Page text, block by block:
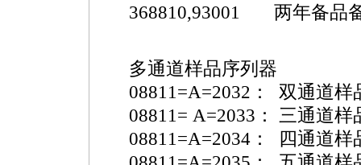
368810,93001 两年备品
多通道样品序列器
08811=A=2032： 双通道样
08811= A=2033： 三通道样
08811=A=2034： 四通道样